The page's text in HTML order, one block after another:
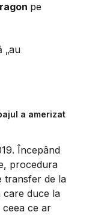
pe
„au
a amerizat
Începând
procedura
transfer de la
care duce la
ceea ce ar